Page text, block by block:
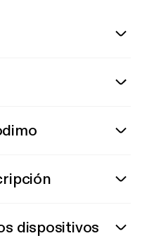
dispositivos